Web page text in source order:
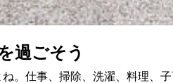
過ごそう
。仕事、掃除、洗濯、料理、子